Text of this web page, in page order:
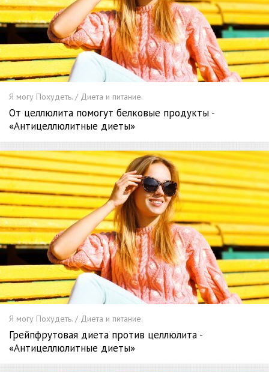
Я могу Похудеть. / Диета и питание.
От целлюлита помогут белковые продукты -
«Антицеллюлитные диеты»
Я могу Похудеть. / Диета и питание.
Грейпфрутовая диета против целлюлита -
«Антицеллюлитные диеты»